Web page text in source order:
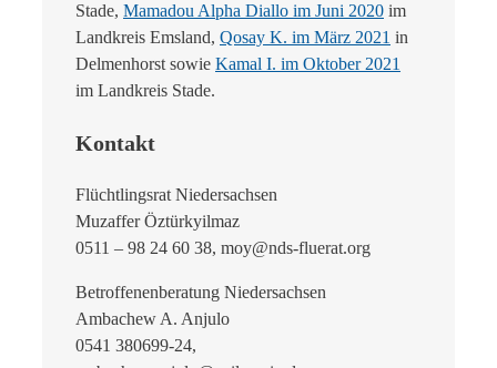
Stade, Mamadou Alpha Diallo im Juni 2020 im
Landkreis Emsland, Qosay K. im März 2021 in
Delmenhorst sowie Kamal I. im Oktober 2021
im Landkreis Stade.
Kontakt
Flüchtlingsrat Niedersachsen
Muzaffer Öztürkyilmaz
0511 – 98 24 60 38, moy@nds-fluerat.org
Betroffenenberatung Niedersachsen
Ambachew A. Anjulo
0541 380699-24,